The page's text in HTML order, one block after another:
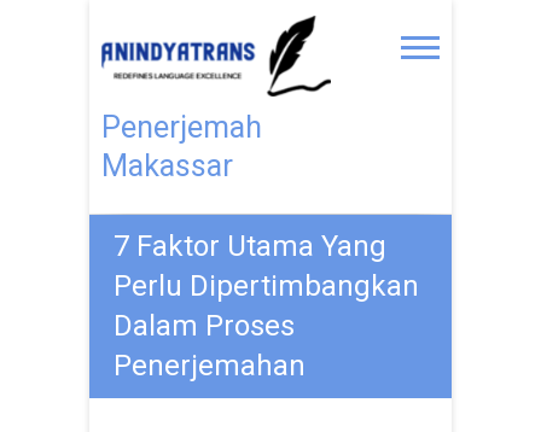
Penerjemah
Makassar
7 Faktor Utama Yang
Perlu Dipertimbangkan
Dalam Proses
Penerjemahan